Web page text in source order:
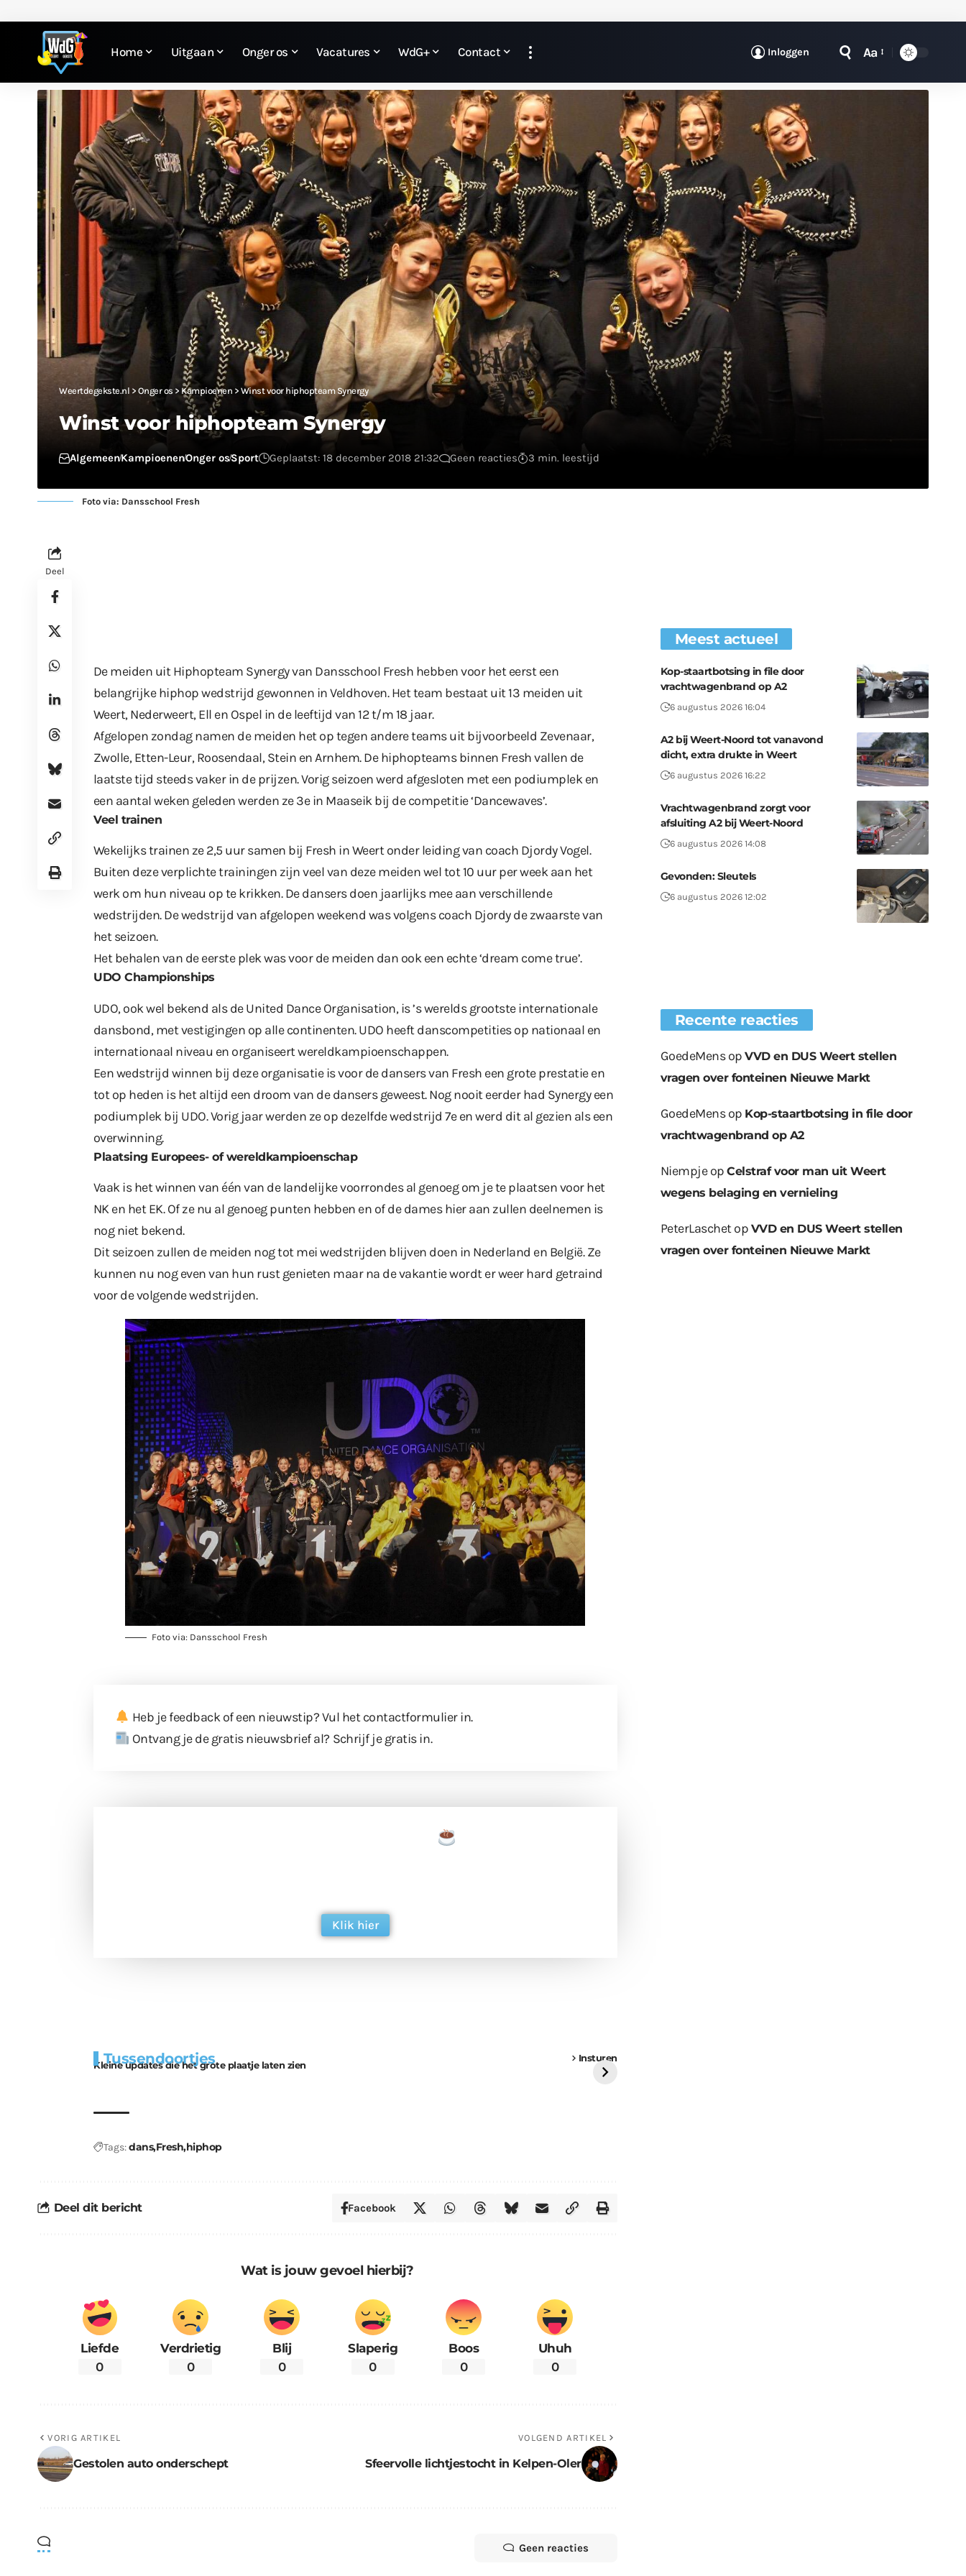
Home Uitgaan Onger os Vacatures WdG+ Contact Inloggen Aa
Weertdegekste.nl > Onger os > Kampioenen > Winst voor hiphopteam Synergy
Winst voor hiphopteam Synergy
AlgemeenKampioenenOnger osSport Geplaatst: 18 december 2018 21:32 Geen reacties 3 min. leestijd
Foto via: Dansschool Fresh
Deel
De meiden uit Hiphopteam Synergy van Dansschool Fresh hebben voor het eerst een
belangrijke hiphop wedstrijd gewonnen in Veldhoven. Het team bestaat uit 13 meiden uit
Weert, Nederweert, Ell en Ospel in de leeftijd van 12 t/m 18 jaar.
Afgelopen zondag namen de meiden het op tegen andere teams uit bijvoorbeeld Zevenaar,
Zwolle, Etten-Leur, Roosendaal, Stein en Arnhem. De hiphopteams binnen Fresh vallen de
laatste tijd steeds vaker in de prijzen. Vorig seizoen werd afgesloten met een podiumplek en
een aantal weken geleden werden ze 3e in Maaseik bij de competitie ‘Dancewaves’.
Veel trainen
Wekelijks trainen ze 2,5 uur samen bij Fresh in Weert onder leiding van coach Djordy Vogel.
Buiten deze verplichte trainingen zijn veel van deze meiden wel tot 10 uur per week aan het
werk om hun niveau op te krikken. De dansers doen jaarlijks mee aan verschillende
wedstrijden. De wedstrijd van afgelopen weekend was volgens coach Djordy de zwaarste van
het seizoen.
Het behalen van de eerste plek was voor de meiden dan ook een echte ‘dream come true’.
UDO Championships
UDO, ook wel bekend als de United Dance Organisation, is ’s werelds grootste internationale
dansbond, met vestigingen op alle continenten. UDO heeft danscompetities op nationaal en
internationaal niveau en organiseert wereldkampioenschappen.
Een wedstrijd winnen bij deze organisatie is voor de dansers van Fresh een grote prestatie en
tot op heden is het altijd een droom van de dansers geweest. Nog nooit eerder had Synergy een
podiumplek bij UDO. Vorig jaar werden ze op dezelfde wedstrijd 7e en werd dit al gezien als een
overwinning.
Plaatsing Europees- of wereldkampioenschap
Vaak is het winnen van één van de landelijke voorrondes al genoeg om je te plaatsen voor het
NK en het EK. Of ze nu al genoeg punten hebben en of de dames hier aan zullen deelnemen is
nog niet bekend.
Dit seizoen zullen de meiden nog tot mei wedstrijden blijven doen in Nederland en België. Ze
kunnen nu nog even van hun rust genieten maar na de vakantie wordt er weer hard getraind
voor de volgende wedstrijden.
Foto via: Dansschool Fresh
Heb je feedback of een nieuwstip? Vul het contactformulierin.
Ontvang je de gratis nieuwsbrief al? Schrijf je gratis in.
Klik hier
Tussendoortjes Insturen
Kleine updates die het grote plaatje laten zien
bouwmateriaal voor
kabouters
Tags:dansFreshhiphop
Deel dit bericht Facebook
Wat is jouw gevoel hierbij?
Liefde
0
Verdrietig
0
Blij
0
Slaperig
0
Boos
0
Uhuh
0
VORIG ARTIKEL
Gestolen auto onderschept
VOLGEND ARTIKEL
Sfeervolle lichtjestocht in Kelpen-Oler
Geen reacties
Meest actueel
Kop-staartbotsing in file door
vrachtwagenbrand op A2
6 augustus 2026 16:04
A2 bij Weert-Noord tot vanavond
dicht, extra drukte in Weert
6 augustus 2026 16:22
Vrachtwagenbrand zorgt voor
afsluiting A2 bij Weert-Noord
6 augustus 2026 14:08
Gevonden: Sleutels
6 augustus 2026 12:02
Recente reacties
GoedeMensopVVD en DUS Weert stellen
vragen over fonteinen Nieuwe Markt
GoedeMensop Kop-staartbotsing in file door
vrachtwagenbrand op A2
NiempjeopCelstraf voor man uit Weert
wegens belaging en vernieling
PeterLaschetop VVD en DUS Weert stellen
vragen over fonteinen Nieuwe Markt